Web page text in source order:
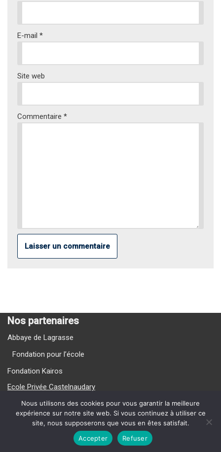
E-mail *
Site web
Commentaire *
Nos partenaires
Abbaye de Lagrasse
Fondation pour l’école
Fondation Kairos
Ecole Privée Castelnaudary
Ecole Privée Carcassonne
Nos Vidéos
{current_year} La Providence
Nous utilisons des cookies pour vous garantir la meilleure
expérience sur notre site web. Si vous continuez à utiliser ce
site, nous supposerons que vous en êtes satisfait.
Accepter
Refuser